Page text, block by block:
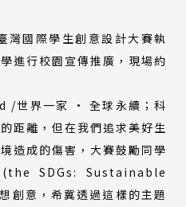
國際學生創意設計大賽執
進行校園宣傳推廣，現場約
/世界一家 · 全球永續；科
距離，但在我們追求美好生
造成的傷害，大賽鼓勵同學
SDGs: Sustainable
意，希冀透過這樣的主題